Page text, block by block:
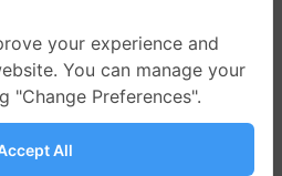
your experience and
You can manage your
"Change Preferences".
All